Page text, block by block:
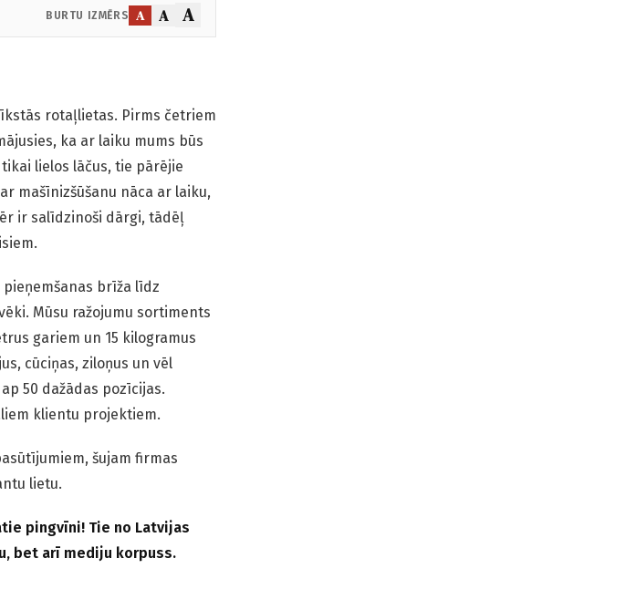
BURTU IZMĒRS A A A
rotaļlietas. Pirms četriem
ka ar laiku mums būs
lielos lāčus, tie pārējie
mašīnizšūšanu nāca ar laiku,
ir salīdzinoši dārgi, tādēļ
brīža līdz
Mūsu ražojumu sortiments
gariem un 15 kilogramus
cūciņas, ziloņus un vēl
50 dažādas pozīcijas.
klientu projektiem.
šujam firmas
lietu.
pingvīni! Tie no Latvijas
bet arī mediju korpuss.